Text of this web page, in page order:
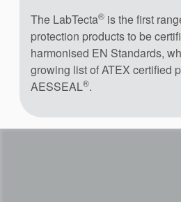
The LabTecta® is the first
protection products to be
harmonised EN Standards,
growing list of ATEX certified
AESSEAL®.